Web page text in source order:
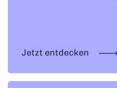
Jetzt entdecken